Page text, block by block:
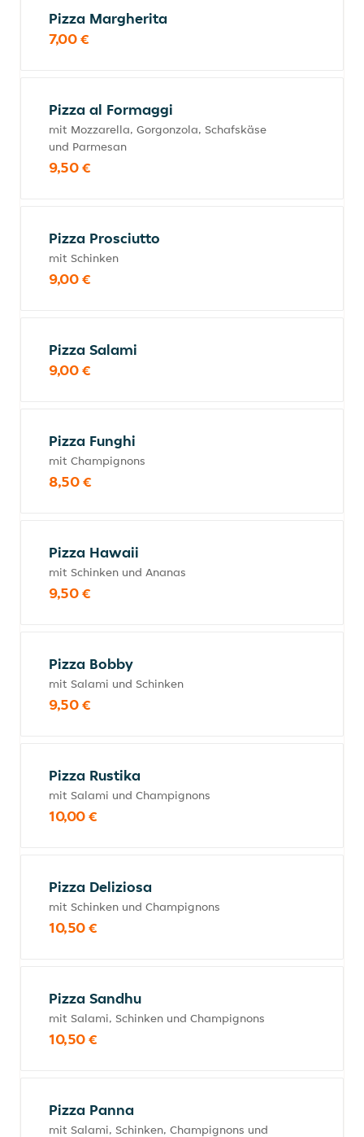
Pizza Margherita
7,00 €
Pizza al Formaggi
mit Mozzarella, Gorgonzola, Schafskäse
und Parmesan
9,50 €
Pizza Prosciutto
mit Schinken
9,00 €
Pizza Salami
9,00 €
Pizza Funghi
mit Champignons
8,50 €
Pizza Hawaii
mit Schinken und Ananas
9,50 €
Pizza Bobby
mit Salami und Schinken
9,50 €
Pizza Rustika
mit Salami und Champignons
10,00 €
Pizza Deliziosa
mit Schinken und Champignons
10,50 €
Pizza Sandhu
mit Salami, Schinken und Champignons
10,50 €
Pizza Panna
mit Salami, Schinken, Champignons und